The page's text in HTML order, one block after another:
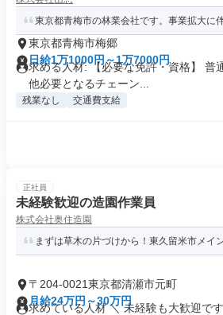
東京都青梅市の林業会社です。事業拡大に
東京都青梅市梅郷
日給1万1000円～1万7000円
求める人材: 【必要な免許・資格】 普
他必要となるチェーン...
残業なし 交通費支給
正社員
未経験歓迎の造園作業員
株式会社奥住造園
まずは草木の片づけから！東久留米市メイ
〒204-0021東京都清瀬市元町
月給24万円～30万円
求めている人材 ＼ 未経験も大歓迎で